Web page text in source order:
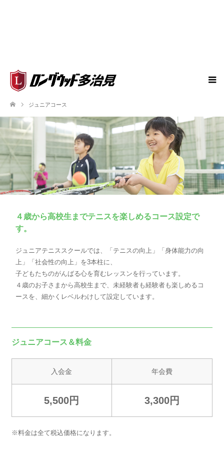
ジュニアコース
４歳から高校生までテニスを楽しめるコース設定で
す。
ジュニアテニススクールでは、「テニスの向上」「身体能力の向
上」「社会性の向上」を3本柱に、
子どもたちのがんばる心を育むレッスンを行っています。
４歳のお子さまから高校生まで、未経験者も経験者も楽しめるコ
ースを、細かくレベルわけして設定しています。
ジュニアコース＆料金
入会金 年会費
5,500円 3,300円
※料金は全て税込価格になります。